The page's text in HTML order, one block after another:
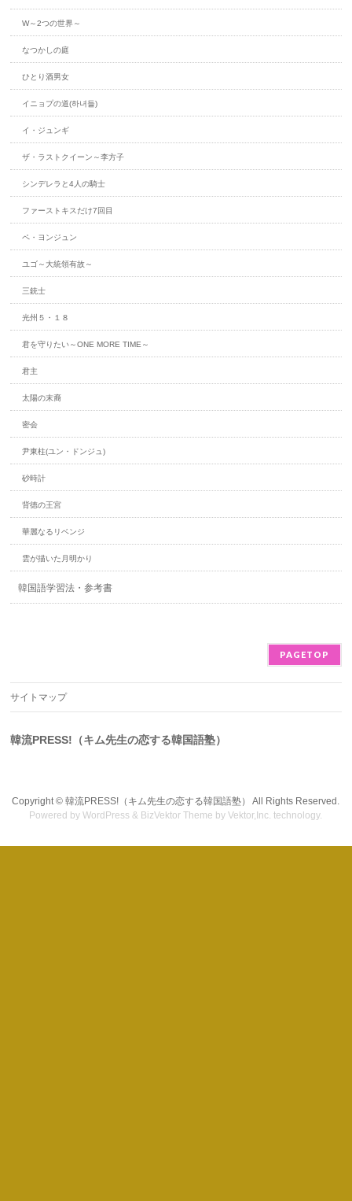
W～2つの世界～
なつかしの庭
ひとり酒男女
イニョプの道(하녀들)
イ・ジュンギ
ザ・ラストクイーン～李方子
シンデレラと4人の騎士
ファーストキスだけ7回目
ペ・ヨンジュン
ユゴ～大統領有故～
三銃士
光州５・１８
君を守りたい～ONE MORE TIME～
君主
太陽の末裔
密会
尹東柱(ユン・ドンジュ)
砂時計
背徳の王宮
華麗なるリベンジ
雲が描いた月明かり
韓国語学習法・参考書
PAGETOP
サイトマップ
韓流PRESS!（キム先生の恋する韓国語塾）
Copyright ©韓流PRESS!（キム先生の恋する韓国語塾）
All Rights Reserved.
Powered byWordPress & BizVektor Theme by Vektor,Inc. technology.